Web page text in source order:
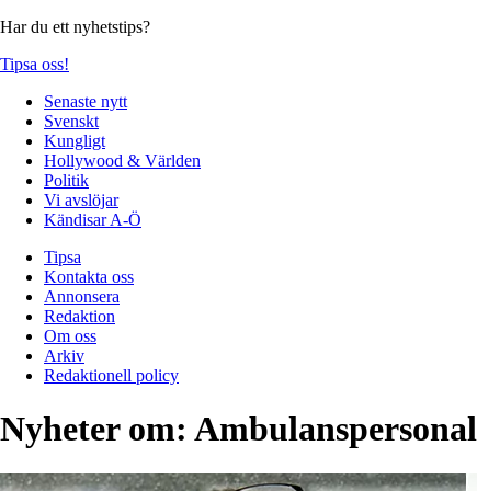
Har du ett nyhetstips?
Tipsa oss!
Senaste nytt
Svenskt
Kungligt
Hollywood & Världen
Politik
Vi avslöjar
Kändisar A-Ö
Tipsa
Kontakta oss
Annonsera
Redaktion
Om oss
Arkiv
Redaktionell policy
Nyheter om: Ambulanspersonal